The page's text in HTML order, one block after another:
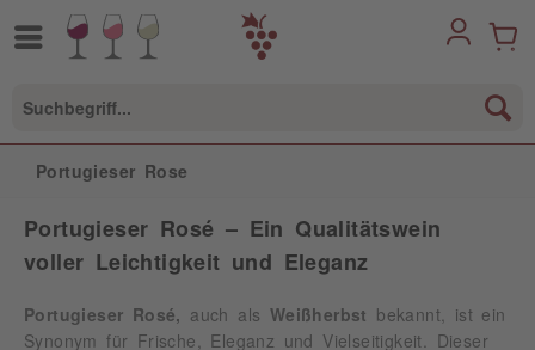
Portugieser Rose
Portugieser Rosé – Ein Qualitätswein
voller Leichtigkeit und Eleganz
Portugieser Rosé, auch als Weißherbst
bekannt, ist ein
Synonym für Frische, Eleganz und Vielseitigkeit. Dieser